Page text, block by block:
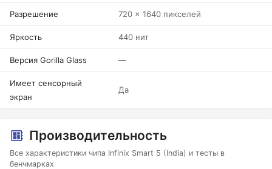
Разрешение 720 x 1640 пикселей
Яркость 440 нит
Версия Gorilla Glass —
Имеет сенсорный
экран
Да
Производительность
Все характеристики чипа Infinix Smart 5 (India) и тесты в
бенчмарках